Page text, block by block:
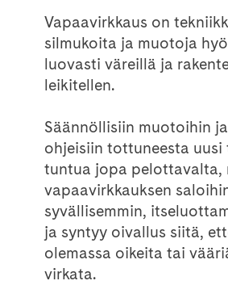
Vapaavirkkaus on
silmukoita ja muotoja
luovasti väreillä ja
leikitellen.
Säännöllisiin muotoihin
ohjeisiin tottuneesta
tuntua jopa pelottavalta,
vapaavirkkauksen
syvällisemmin,
ja syntyy oivallus siitä,
olemassa oikeita tai
virkata.